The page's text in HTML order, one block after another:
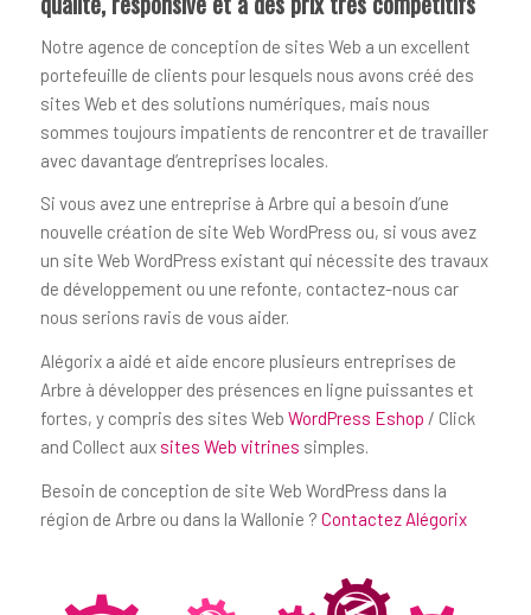
Notre agence de conception de sites Web a un excellent
portefeuille de clients pour lesquels nous avons créé des
sites Web et des solutions numériques, mais nous
sommes toujours impatients de rencontrer et de travailler
avec davantage d’entreprises locales.
Si vous avez une entreprise à Arbre qui a besoin d’une
nouvelle création de site Web WordPress ou, si vous avez
un site Web WordPress existant qui nécessite des travaux
de développement ou une refonte, contactez-nous car
nous serions ravis de vous aider.
Alégorix a aidé et aide encore plusieurs entreprises de
Arbre à développer des présences en ligne puissantes et
fortes, y compris des sites Web WordPress Eshop / Click
and Collect aux sites Web vitrines simples.
Besoin de conception de site Web WordPress dans la
région de Arbre ou dans la Wallonie ? Contactez Alégorix